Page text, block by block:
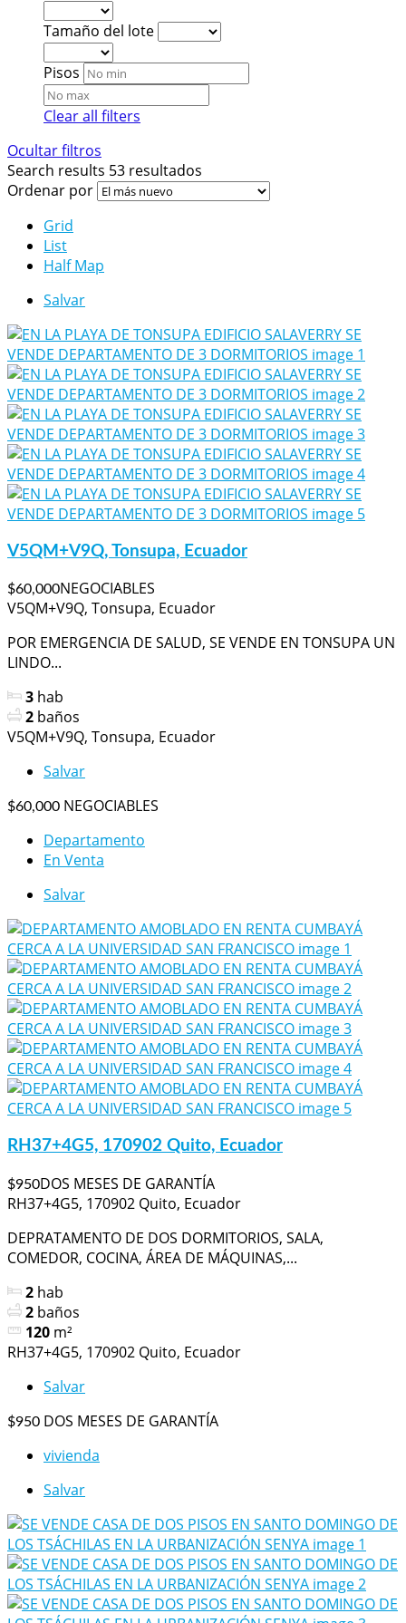
Tamaño del lote
Pisos
Clear all filters
Ocultar filtros
Search results 53 resultados
Ordenar por
Grid
List
Half Map
Salvar
V5QM+V9Q, Tonsupa, Ecuador
$60,000NEGOCIABLES
V5QM+V9Q, Tonsupa, Ecuador
POR EMERGENCIA DE SALUD, SE VENDE EN TONSUPA UN
LINDO...
3 hab
2 baños
V5QM+V9Q, Tonsupa, Ecuador
Salvar
$60,000 NEGOCIABLES
Departamento
En Venta
Salvar
RH37+4G5, 170902 Quito, Ecuador
$950DOS MESES DE GARANTÍA
RH37+4G5, 170902 Quito, Ecuador
DEPRATAMENTO DE DOS DORMITORIOS, SALA,
COMEDOR, COCINA, ÁREA DE MÁQUINAS,...
2 hab
2 baños
120 m²
RH37+4G5, 170902 Quito, Ecuador
Salvar
$950 DOS MESES DE GARANTÍA
vivienda
Salvar